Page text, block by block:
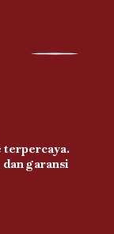
terpercaya.
garansi